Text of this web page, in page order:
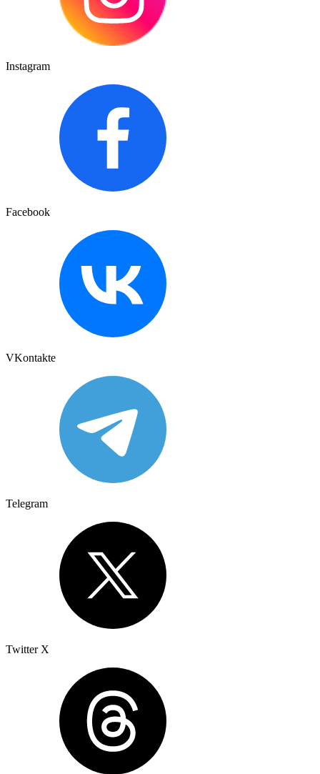
Instagram
Facebook
VKontakte
Telegram
Twitter X